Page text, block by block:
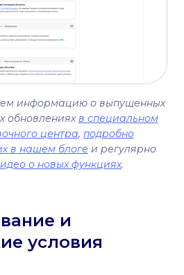
информацию о выпущенных
обновлениях в специальном
центра, подробно
в нашем блоге и регулярно
о новых функциях.
и
условия